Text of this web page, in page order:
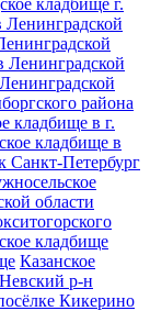
кладбище г.
Ленинградской
Ленинградской
района
кладбище в г.
кладбище в
Санкт-Петербург
области
кладбище
Казанское
р-н
Кикерино